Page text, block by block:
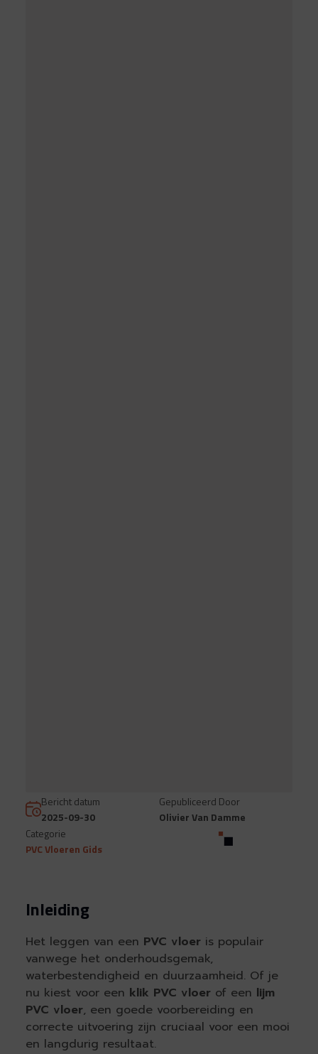
Bericht datum
2025-09-30
Gepubliceerd Door
Olivier Van Damme
Categorie
PVC Vloeren Gids
Inleiding
Het leggen van een PVC vloeris populair
vanwege het onderhoudsgemak,
waterbestendigheid en duurzaamheid. Of je
nu kiest voor een klik PVC vloerof een lijm
PVC vloer, een goede voorbereiding en
correcte uitvoering zijn cruciaal voor een mooi
en langdurig resultaat.